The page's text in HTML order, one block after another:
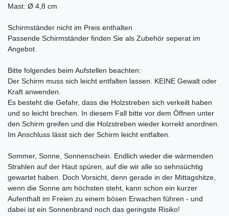
Mast: Ø 4,8 cm
Schirmständer nicht im Preis enthalten
Passende Schirmständer finden Sie als Zubehör seperat im
Angebot.
Bitte folgendes beim Aufstellen beachten:
Der Schirm muss sich leicht entfalten lassen. KEINE Gewalt oder
Kraft anwenden.
Es besteht die Gefahr, dass die Holzstreben sich verkeilt haben
und so leicht brechen. In diesem Fall bitte vor dem Öffnen unter
den Schirm greifen und die Holzstreben wieder korrekt anordnen.
Im Anschluss lässt sich der Schirm leicht entfalten.
Sommer, Sonne, Sonnenschein. Endlich wieder die wärmenden
Strahlen auf der Haut spüren, auf die wir alle so sehnsüchtig
gewartet haben. Doch Vorsicht, denn gerade in der Mittagshitze,
wenn die Sonne am höchsten steht, kann schon ein kurzer
Aufenthalt im Freien zu einem bösen Erwachen führen - und
dabei ist ein Sonnenbrand noch das geringste Risiko!